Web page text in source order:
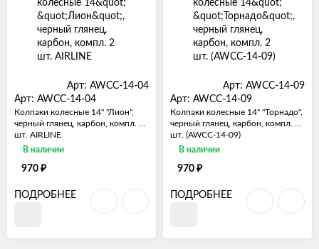
Арт: AWCC-14-04
Арт: AWCC-14-04
Колпаки колесные 14" "Лион",
черный глянец, карбон, компл. 2
шт. AIRLINE
В наличии
970 ₽
ПОДРОБНЕЕ
Арт: AWCC-14-09
Арт: AWCC-14-09
Колпаки колесные 14" "Торнадо",
черный глянец, карбон, компл. 2
шт. (AWCC-14-09)
В наличии
970 ₽
ПОДРОБНЕЕ